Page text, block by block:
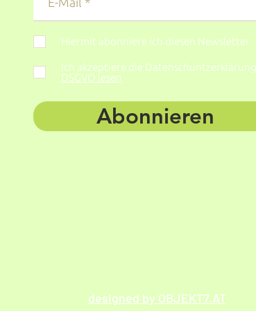
Hiermit abonniere ich diesen Newsletter
Ich akzeptiere die Datenschuntzerklärung
DSGVO lesen
Abonnieren
designed by OBJEKT7.AT